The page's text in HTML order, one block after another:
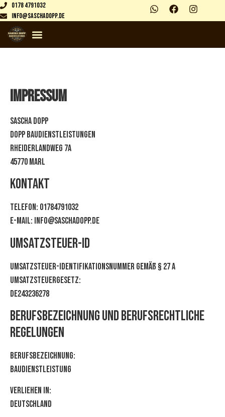
0178 4791032
info@saschadopp.de
Impressum
Sascha Dopp
Dopp Baudienstleistungen
Rheiderlandweg 7A
45770 Marl
Kontakt
Telefon: 01784791032
E-Mail: info@saschadopp.de
Umsatzsteuer-ID
Umsatzsteuer-Identifikationsnummer gemäß § 27 a
Umsatzsteuergesetz:
DE243236278
Berufsbezeichnung und berufsrechtliche
Regelungen
Berufsbezeichnung:
Baudienstleistung
Verliehen in:
Deutschland